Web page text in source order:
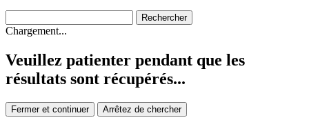
Chargement...
Veuillez patienter pendant que les
résultats sont récupérés...
Fermer et continuer Arrêtez de chercher